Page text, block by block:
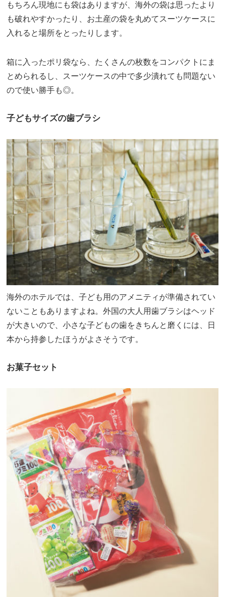
もちろん現地にも袋はありますが、海外の袋は思ったより
も破れやすかったり、お土産の袋を丸めてスーツケースに
入れると場所をとったりします。
箱に入ったポリ袋なら、たくさんの枚数をコンパクトにま
とめられるし、スーツケースの中で多少潰れても問題ない
ので使い勝手も◎。
子どもサイズの歯ブラシ
海外のホテルでは、子ども用のアメニティが準備されてい
ないこともありますよね。外国の大人用歯ブラシはヘッド
が大きいので、小さな子どもの歯をきちんと磨くには、日
本から持参したほうがよさそうです。
お菓子セット